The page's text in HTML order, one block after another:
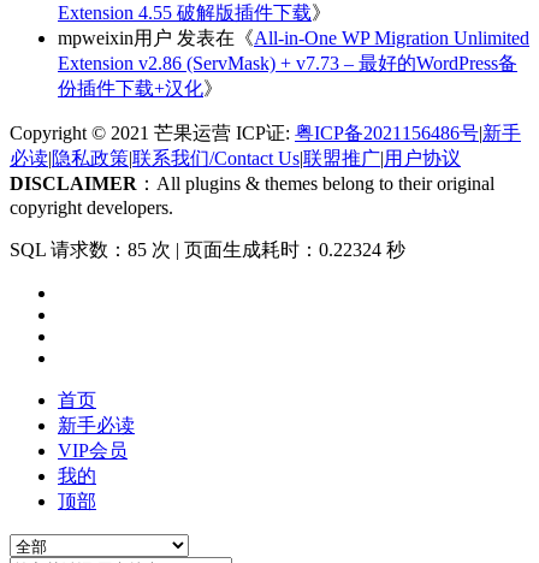
Extension 4.55 破解版插件下载》
mpweixin用户 发表在《All-in-One WP Migration Unlimited
Extension v2.86 (ServMask) + v7.73 – 最好的WordPress备
份插件下载+汉化》
Copyright © 2021 芒果运营 ICP证: 粤ICP备2021156486号|新手
必读|隐私政策|联系我们/Contact Us|联盟推广|用户协议
DISCLAIMER ：All plugins & themes belong to their original
copyright developers.
SQL 请求数：85 次 | 页面生成耗时：0.22324 秒
首页
新手必读
VIP会员
我的
顶部